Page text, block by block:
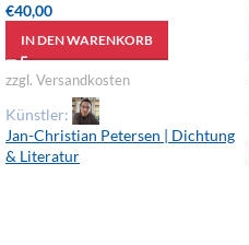
€40,00
IN DEN WARENKORB
zzgl. Versandkosten
Künstler:
Jan-Christian Petersen | Dichtung
& Literatur